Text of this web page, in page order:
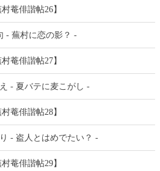
村菴俳諧帖26】
- 蕪村に恋の影？ -
村菴俳諧帖27】
- 夏バテに麦こがし -
村菴俳諧帖28】
- 盗人とはめでたい？ -
村菴俳諧帖29】